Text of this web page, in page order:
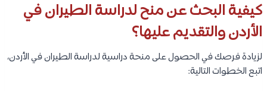
كيفية البحث عن منح لدراسة الطيران في
الأردن والتقديم عليها؟
لزيادة فرصك في الحصول على منحة دراسية لدراسة الطيران في الأردن،
اتبع الخطوات التالية: